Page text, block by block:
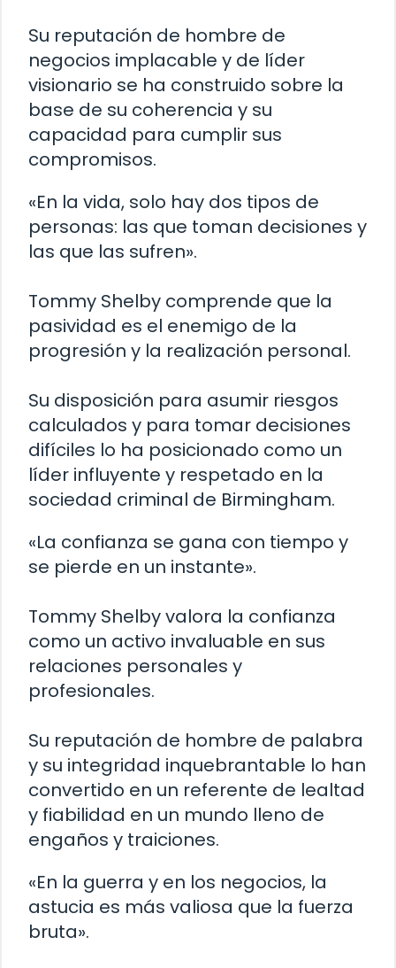
Su reputación de hombre de
negocios implacable y de líder
visionario se ha construido sobre la
base de su coherencia y su
capacidad para cumplir sus
compromisos.
«En la vida, solo hay dos tipos de
personas: las que toman decisiones y
las que las sufren».
Tommy Shelby comprende que la
pasividad es el enemigo de la
progresión y la realización personal.
Su disposición para asumir riesgos
calculados y para tomar decisiones
difíciles lo ha posicionado como un
líder influyente y respetado en la
sociedad criminal de Birmingham.
«La confianza se gana con tiempo y
se pierde en un instante».
Tommy Shelby valora la confianza
como un activo invaluable en sus
relaciones personales y
profesionales.
Su reputación de hombre de palabra
y su integridad inquebrantable lo han
convertido en un referente de lealtad
y fiabilidad en un mundo lleno de
engaños y traiciones.
«En la guerra y en los negocios, la
astucia es más valiosa que la fuerza
bruta».